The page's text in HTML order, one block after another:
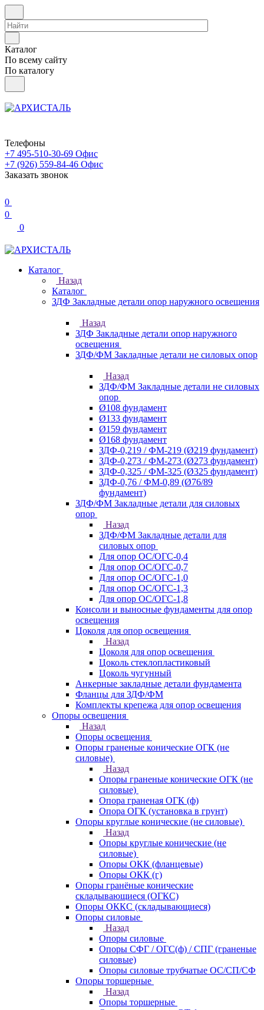
Каталог
По всему сайту
По каталогу
Телефоны
+7 495-510-30-69 Офис
+7 (926) 559-84-46 Офис
Заказать звонок
0
0
0
Каталог
Назад
Каталог
ЗДФ Закладные детали опор наружного освещения
Назад
ЗДФ Закладные детали опор наружного
освещения
ЗДФ/ФМ Закладные детали не силовых опор
Назад
ЗДФ/ФМ Закладные детали не силовых
опор
Ø108 фундамент
Ø133 фундамент
Ø159 фундамент
Ø168 фундамент
ЗДФ-0,219 / ФМ-219 (Ø219 фундамент)
ЗДФ-0,273 / ФМ-273 (Ø273 фундамент)
ЗДФ-0,325 / ФМ-325 (Ø325 фундамент)
ЗДФ-0,76 / ФМ-0,89 (Ø76/89
фундамент)
ЗДФ/ФМ Закладные детали для силовых
опор
Назад
ЗДФ/ФМ Закладные детали для
силовых опор
Для опор ОС/ОГС-0,4
Для опор ОС/ОГС-0,7
Для опор ОС/ОГС-1,0
Для опор ОС/ОГС-1,3
Для опор ОС/ОГС-1,8
Консоли и выносные фундаменты для опор
освещения
Цоколя для опор освещения
Назад
Цоколя для опор освещения
Цоколь стеклопластиковый
Цоколь чугунный
Анкерные закладные детали фундамента
Фланцы для ЗДФ/ФМ
Комплекты крепежа для опор освещения
Опоры освещения
Назад
Опоры освещения
Опоры граненые конические ОГК (не
силовые)
Назад
Опоры граненые конические ОГК (не
силовые)
Опора граненая ОГК (ф)
Опора ОГК (установка в грунт)
Опоры круглые конические (не силовые)
Назад
Опоры круглые конические (не
силовые)
Опоры ОКК (фланцевые)
Опоры ОКК (г)
Опоры гранёные конические
складывающиеся (ОГКС)
Опоры ОККС (складывающиеся)
Опоры силовые
Назад
Опоры силовые
Опоры СФГ / ОГС(ф) / СПГ (граненые
силовые)
Опоры силовые трубчатые ОС/СП/СФ
Опоры торшерные
Назад
Опоры торшерные